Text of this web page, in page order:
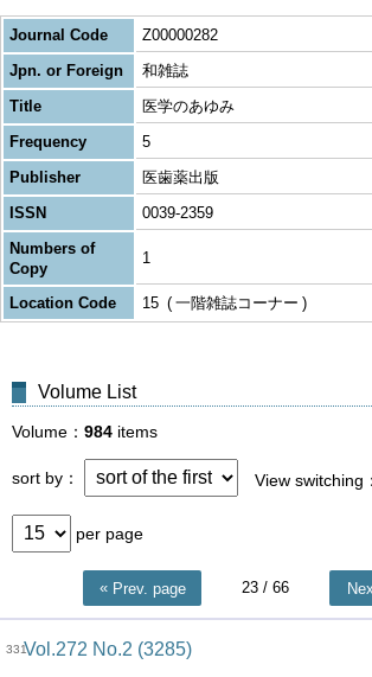
Journal Code
Z00000282
Jpn. or Foreign
和雑誌
Title
医学のあゆみ
Frequency
5
Publisher
医歯薬出版
ISSN
0039-2359
Numbers of
Copy
1
Location Code 15 一階雑誌コーナー
Volume List
Volume 984 items
sort by View switching
per page
Prev. page 23 / 66
331Vol.272 No.2 (3285)